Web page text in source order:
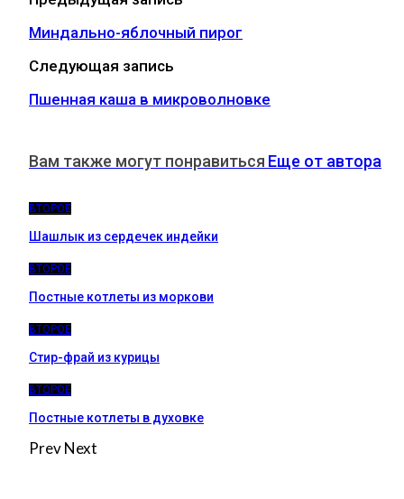
Миндально-яблочный пирог
Следующая запись
Пшенная каша в микроволновке
Вам также могут понравиться Еще от автора
ВТОРОЕ
Шашлык из сердечек индейки
ВТОРОЕ
Постные котлеты из моркови
ВТОРОЕ
Стир-фрай из курицы
ВТОРОЕ
Постные котлеты в духовке
PrevNext